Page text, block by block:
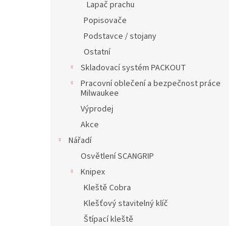
Lapač prachu
Popisovače
Podstavce / stojany
Ostatní
Skladovací systém PACKOUT
Pracovní oblečení a bezpečnost práce
Milwaukee
Výprodej
Akce
Nářadí
Osvětlení SCANGRIP
Knipex
Kleště Cobra
Klešťový stavitelný klíč
Štípací kleště